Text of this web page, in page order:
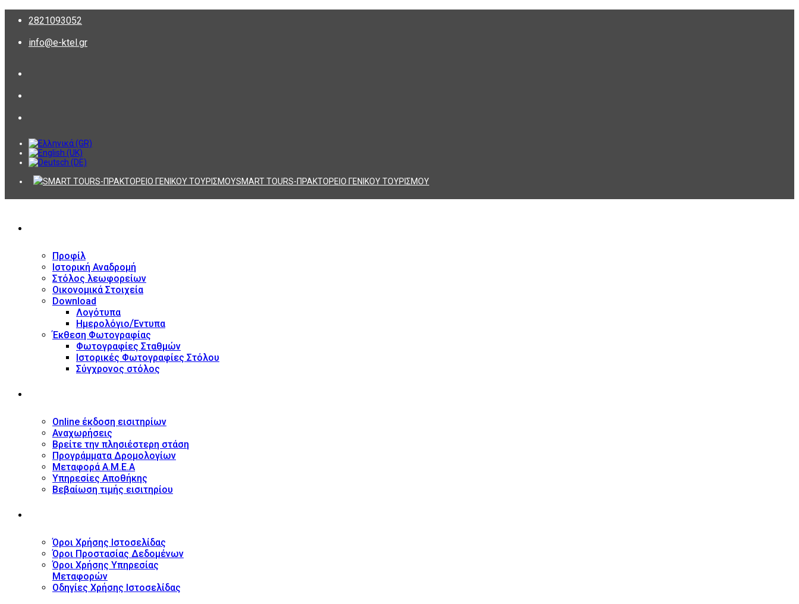
2821093052
info@e-ktel.gr
SMART TOURS-ΠΡΑΚΤΟΡΕΙΟ ΓΕΝΙΚΟΥ ΤΟΥΡΙΣΜΟΥ
Προφίλ
Ιστορική Αναδρομή
Στόλος λεωφορείων
Οικονομικά Στοιχεία
Download
Λογότυπα
Ημερολόγιο/Έντυπα
Έκθεση Φωτογραφίας
Φωτογραφίες Σταθμών
Ιστορικές Φωτογραφίες Στόλου
Σύγχρονος στόλος
Online έκδοση εισιτηρίων
Αναχωρήσεις
Βρείτε την πλησιέστερη στάση
Προγράμματα Δρομολογίων
Μεταφορά Α.Μ.Ε.Α
Υπηρεσίες Αποθήκης
Βεβαίωση τιμής εισιτηρίου
Όροι Χρήσης Ιστοσελίδας
Όροι Προστασίας Δεδομένων
Όροι Χρήσης Υπηρεσίας
Μεταφορών
Οδηγίες Χρήσης Ιστοσελίδας